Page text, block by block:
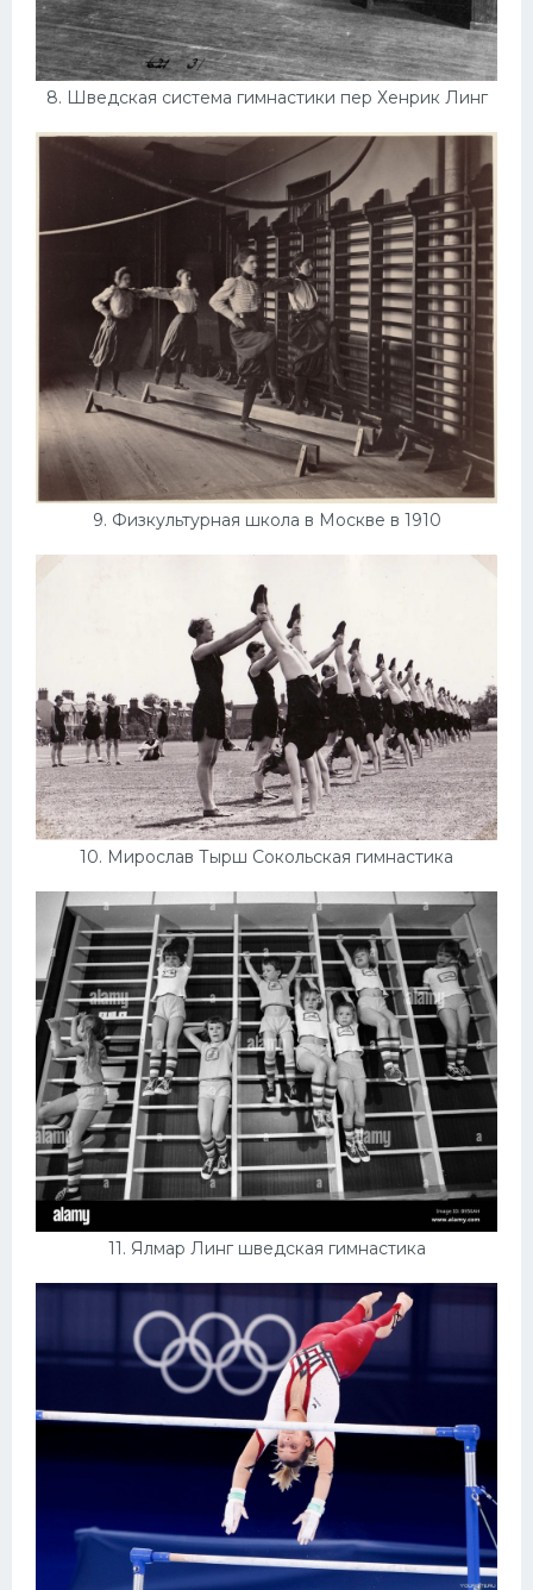
8. Шведская система гимнастики пер Хенрик Линг
9. Физкультурная школа в Москве в 1910
10. Мирослав Тырш Сокольская гимнастика
11. Ялмар Линг шведская гимнастика